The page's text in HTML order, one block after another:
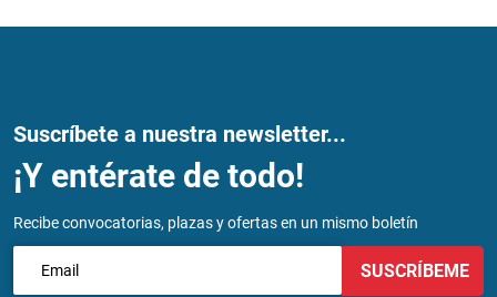
Suscríbete a nuestra newsletter...
¡Y entérate de todo!
Recibe convocatorias, plazas y ofertas en un mismo boletín
SUSCRÍBEME